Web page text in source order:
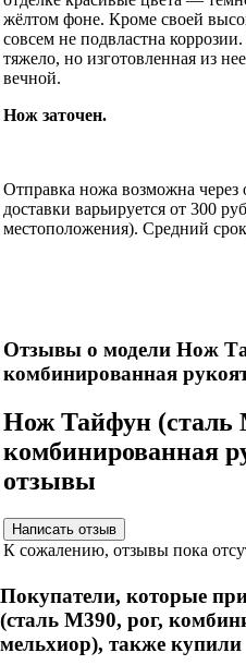
жёлтом фоне. Кроме своей
совсем не подвластна
тяжело, но изготовленная из
вечной.
Нож заточен.
Отправка ножа возможна через
доставки варьируется от 300
местоположения). Средний
Отзывы о модели Нож
комбинированная
Нож Тайфун (сталь
комбинированная
отзывы
К сожалению, отзывы пока
Покупатели, которые
(сталь М390, рог,
мельхиор), также купили